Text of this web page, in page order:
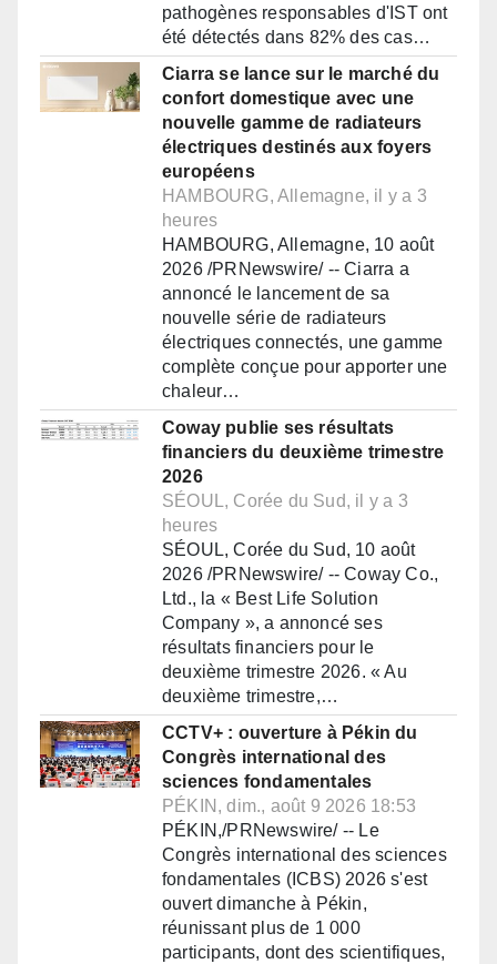
pathogènes responsables d'IST ont
été détectés dans 82% des cas…
Ciarra se lance sur le marché du
confort domestique avec une
nouvelle gamme de radiateurs
électriques destinés aux foyers
européens
HAMBOURG, Allemagne, il y a 3
heures
HAMBOURG, Allemagne, 10 août
2026 /PRNewswire/ -- Ciarra a
annoncé le lancement de sa
nouvelle série de radiateurs
électriques connectés, une gamme
complète conçue pour apporter une
chaleur…
Coway publie ses résultats
financiers du deuxième trimestre
2026
SÉOUL, Corée du Sud, il y a 3
heures
SÉOUL, Corée du Sud, 10 août
2026 /PRNewswire/ -- Coway Co.,
Ltd., la « Best Life Solution
Company », a annoncé ses
résultats financiers pour le
deuxième trimestre 2026. « Au
deuxième trimestre,…
CCTV+ : ouverture à Pékin du
Congrès international des
sciences fondamentales
PÉKIN, dim., août 9 2026 18:53
PÉKIN,/PRNewswire/ -- Le
Congrès international des sciences
fondamentales (ICBS) 2026 s'est
ouvert dimanche à Pékin,
réunissant plus de 1 000
participants, dont des scientifiques,